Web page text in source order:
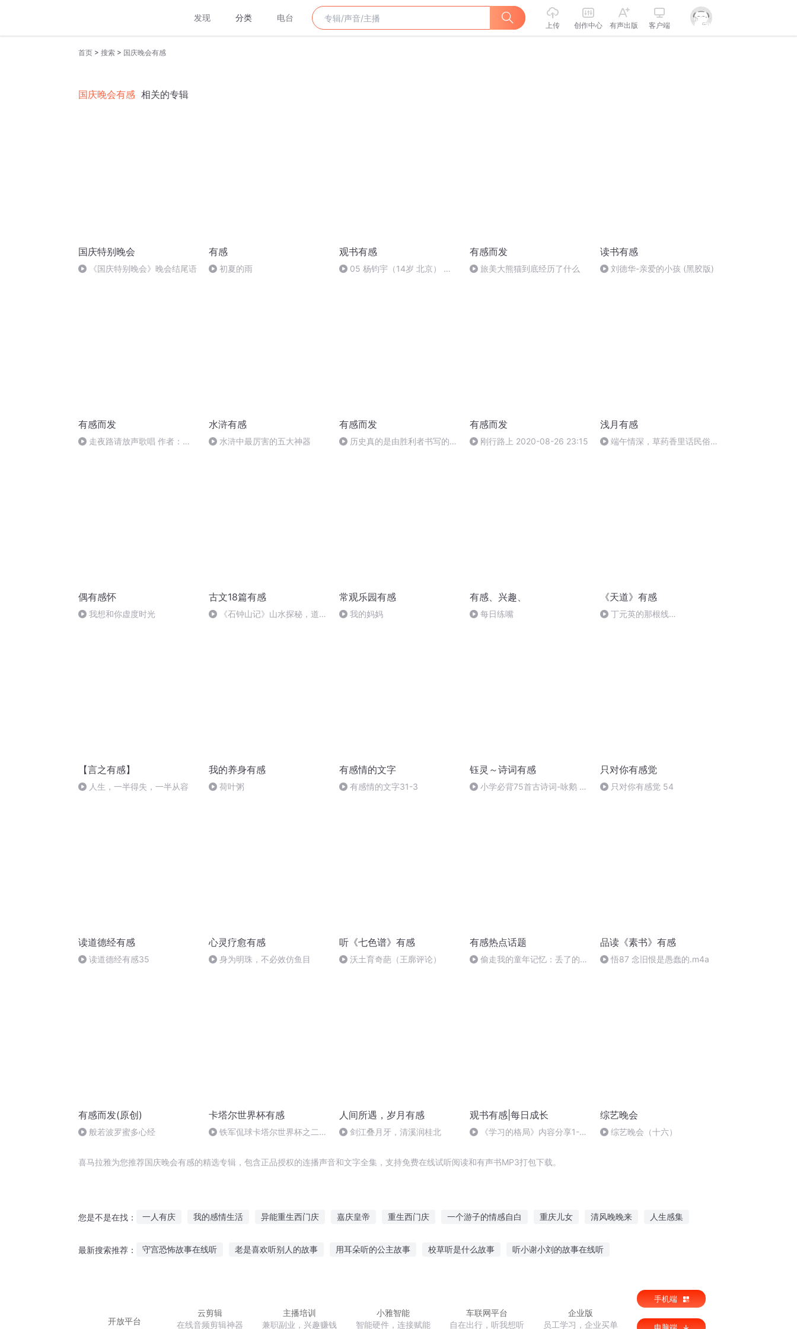
发现 分类 电台
上传 创作中心 有声出版 客户端
首页 > 搜索 > 国庆晚会有感
国庆晚会有感 相关的专辑
国庆特别晚会
《国庆特别晚会》晚会结尾语
有感
初夏的雨
观书有感
05 杨钧宇（14岁 北京） 吟
有感而发
旅美大熊猫到底经历了什么
读书有感
刘德华-亲爱的小孩 (黑胶版)
有感而发
走夜路请放声歌唱 作者：李
水浒有感
水浒中最厉害的五大神器
有感而发
历史真的是由胜利者书写的
有感而发
刚行路上 2020-08-26 23:15
浅月有感
端午情深，草药香里话民俗情
偶有感怀
我想和你虚度时光
古文18篇有感
《石钟山记》山水探秘，道破
常观乐园有感
我的妈妈
有感、兴趣、
每日练嘴
《天道》有感
丁元英的那根线…
【言之有感】
人生，一半得失，一半从容
我的养身有感
荷叶粥
有感情的文字
有感情的文字31-3
钰灵～诗词有感
小学必背75首古诗词-咏鹅 络
只对你有感觉
只对你有感觉 54
读道德经有感
读道德经有感35
心灵疗愈有感
身为明珠，不必效仿鱼目
听《七色谱》有感
沃土育奇葩（王廓评论）
有感热点话题
偷走我的童年记忆：丢了的自
品读《素书》有感
悟87 念旧恨是愚蠢的.m4a
有感而发(原创)
般若波罗蜜多心经
卡塔尔世界杯有感
铁军侃球卡塔尔世界杯之二十
人间所遇，岁月有感
剑江叠月牙，清溪润桂北
观书有感|每日成长
《学习的格局》内容分享1-学
综艺晚会
综艺晚会（十六）
喜马拉雅为您推荐国庆晚会有感的精选专辑，包含正品授权的连播声音和文字全集，支持免费在线试听阅读和有声书MP3打包下载。
您是不是在找： 一人有庆 我的感情生活 异能重生西门庆 嘉庆皇帝 重生西门庆 一个游子的情感自白 重庆儿女 清风晚晚来 人生感集
最新搜索推荐： 守宫恐怖故事在线听 老是喜欢听别人的故事 用耳朵听的公主故事 校草听是什么故事 听小谢小刘的故事在线听
开放平台
云剪辑
在线音频剪辑神器
主播培训
兼职副业，兴趣赚钱
小雅智能
智能硬件，连接赋能
车联网平台
自在出行，听我想听
企业版
员工学习，企业买单
手机端